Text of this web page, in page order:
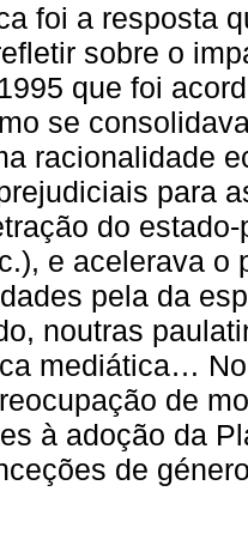
foi a resposta
sobre o
que foi
se
racionalidade
para
do
e acelerava o
pela da
noutras
mediática…
de
à adoção da
de